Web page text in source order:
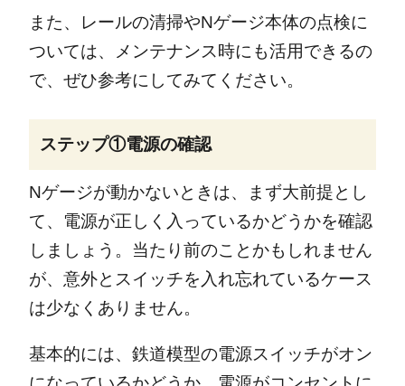
また、レールの清掃やNゲージ本体の点検に
ついては、メンテナンス時にも活用できるの
で、ぜひ参考にしてみてください。
ステップ①電源の確認
Nゲージが動かないときは、まず大前提とし
て、電源が正しく入っているかどうかを確認
しましょう。当たり前のことかもしれません
が、意外とスイッチを入れ忘れているケース
は少なくありません。
基本的には、鉄道模型の電源スイッチがオン